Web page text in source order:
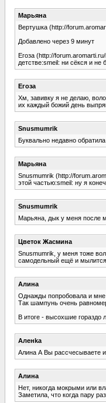
Марьяна
Вертушка (http://
Добавлено через 9 минут
Егоза (http://
детстве:smeil: ни сёкся и не
Егоза
Хм, завивку я не делаю,
их каждый божий день
Snusmumrik
Буквально недавно
Марьяна
Snusmumrik (http://
этой частью:smeil: ну я
Snusmumrik
Марьяна, дык у меня после
Цветок Жасмина
Snusmumrik, у меня тоже
самодельный ещё и мылится
Алина
Однажды попробовала и мне
Так шампунь очень
В итоге - высохшие гораздо
Аленka
Алина А Вы рассчесываете
Алина
Нет, никогда мокрыми или
Заметила, что когда пару